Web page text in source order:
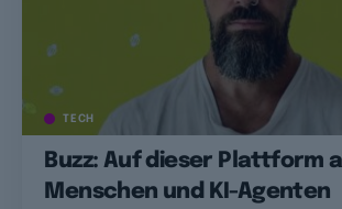
TECH
Buzz: Auf dieser Plattform
Menschen und KI-Agenten